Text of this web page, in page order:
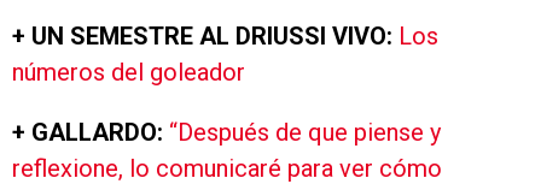
+ UN SEMESTRE AL DRIUSSI VIVO: Los
números del goleador
+ GALLARDO: “Después de que piense y
reflexione, lo comunicaré para ver cómo